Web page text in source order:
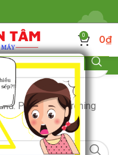
0 0₫
Perhaps searching